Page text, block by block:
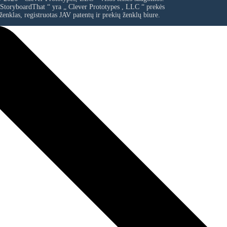
“ yra „ Clever Prototypes , LLC “ prekės
ženklas, registruotas JAV patentų ir prekių ženklų biure.